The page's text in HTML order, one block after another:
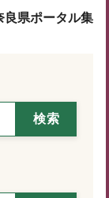
良県ポータル集